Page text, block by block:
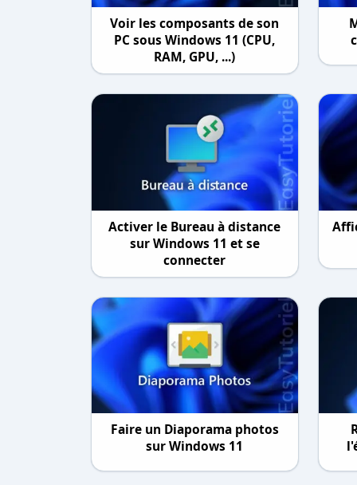
Voir les composants de son
PC sous Windows 11 (CPU,
RAM, GPU, ...)
Activer le Bureau à distance
sur Windows 11 et se
connecter
Faire un Diaporama photos
sur Windows 11